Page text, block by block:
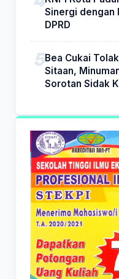
Sinergi dengan
DPRD
Bea Cukai
Sitaan,
Sorotan Sidak